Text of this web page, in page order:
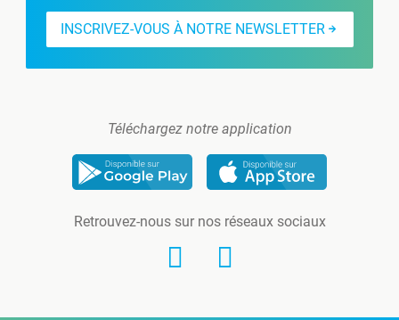
INSCRIVEZ-VOUS À NOTRE NEWSLETTER
Téléchargez notre application
Retrouvez-nous sur nos réseaux sociaux